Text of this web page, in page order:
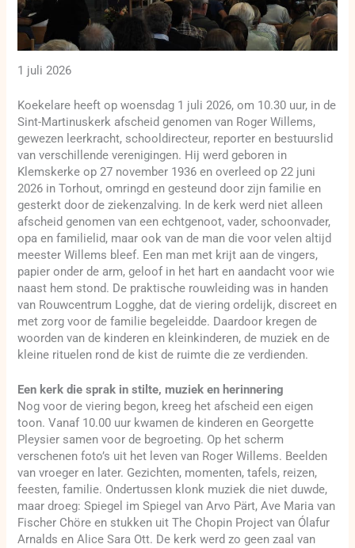
1 juli 2026
Koekelare heeft op woensdag 1 juli 2026, om 10.30 uur, in de
Sint-Martinuskerk afscheid genomen van Roger Willems,
gewezen leerkracht, schooldirecteur, reporter en bestuurslid
van verschillende verenigingen. Hij werd geboren in
Klemskerke op 27 november 1936 en overleed op 22 juni
2026 in Torhout, omringd en gesteund door zijn familie en
gesterkt door de ziekenzalving. In de kerk werd niet alleen
afscheid genomen van een echtgenoot, vader, schoonvader,
opa en familielid, maar ook van de man die voor velen altijd
meester Willems bleef. Een man met krijt aan de vingers,
papier onder de arm, geloof in het hart en aandacht voor wie
naast hem stond. De praktische rouwleiding was in handen
van Rouwcentrum Logghe, dat de viering ordelijk, discreet en
met zorg voor de familie begeleidde. Daardoor kregen de
woorden van de kinderen en kleinkinderen, de muziek en de
kleine rituelen rond de kist de ruimte die ze verdienden.
Een kerk die sprak in stilte, muziek en herinnering
Nog voor de viering begon, kreeg het afscheid een eigen
toon. Vanaf 10.00 uur kwamen de kinderen en Georgette
Pleysier samen voor de begroeting. Op het scherm
verschenen foto’s uit het leven van Roger Willems. Beelden
van vroeger en later. Gezichten, momenten, tafels, reizen,
feesten, familie. Ondertussen klonk muziek die niet duwde,
maar droeg: Spiegel im Spiegel van Arvo Pärt, Ave Maria van
Fischer Chöre en stukken uit The Chopin Project van Ólafur
Arnalds en Alice Sara Ott. De kerk werd zo geen zaal van